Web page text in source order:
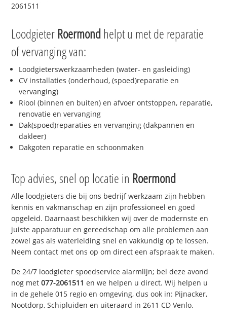
2061511
Loodgieter Roermondhelpt u met de reparatie
of vervanging van:
Loodgieterswerkzaamheden (water- en gasleiding)
CV installaties (onderhoud, (spoed)reparatie en
vervanging)
Riool (binnen en buiten) en afvoer ontstoppen, reparatie,
renovatie en vervanging
Dak(spoed)reparaties en vervanging (dakpannen en
dakleer)
Dakgoten reparatie en schoonmaken
Top advies, snel op locatie in Roermond
Alle loodgieters die bij ons bedrijf werkzaam zijn hebben
kennis en vakmanschap en zijn professioneel en goed
opgeleid. Daarnaast beschikken wij over de modernste en
juiste apparatuur en gereedschap om alle problemen aan
zowel gas als waterleiding snel en vakkundig op te lossen.
Neem contact met ons op om direct een afspraak te maken.
De 24/7 loodgieter spoedservice alarmlijn; bel deze avond
nog met077-2061511 en we helpen u direct. Wij helpen u
in de gehele 015 regio en omgeving, dus ook in: Pijnacker,
Nootdorp, Schipluiden en uiteraard in 2611 CD Venlo.